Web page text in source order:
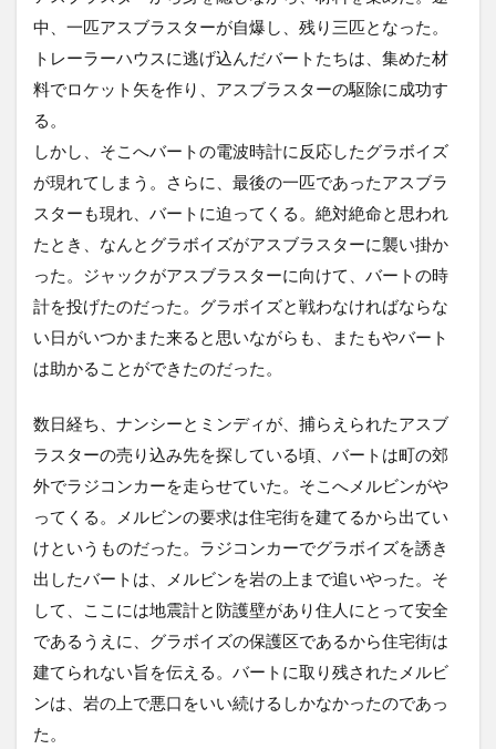
中、一匹アスブラスターが自爆し、残り三匹となった。
トレーラーハウスに逃げ込んだバートたちは、集めた材
料でロケット矢を作り、アスブラスターの駆除に成功す
る。
しかし、そこへバートの電波時計に反応したグラボイズ
が現れてしまう。さらに、最後の一匹であったアスブラ
スターも現れ、バートに迫ってくる。絶対絶命と思われ
たとき、なんとグラボイズがアスブラスターに襲い掛か
った。ジャックがアスブラスターに向けて、バートの時
計を投げたのだった。グラボイズと戦わなければならな
い日がいつかまた来ると思いながらも、またもやバート
は助かることができたのだった。
数日経ち、ナンシーとミンディが、捕らえられたアスブ
ラスターの売り込み先を探している頃、バートは町の郊
外でラジコンカーを走らせていた。そこへメルビンがや
ってくる。メルビンの要求は住宅街を建てるから出てい
けというものだった。ラジコンカーでグラボイズを誘き
出したバートは、メルビンを岩の上まで追いやった。そ
して、ここには地震計と防護壁があり住人にとって安全
であるうえに、グラボイズの保護区であるから住宅街は
建てられない旨を伝える。バートに取り残されたメルビ
ンは、岩の上で悪口をいい続けるしかなかったのであっ
た。